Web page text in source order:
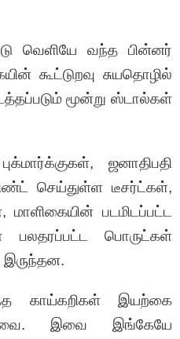
வெளியே வந்த பின்னர்
கூட்டுறவு சுயதொழில்
மூன்று ஸ்டால்கள்
ஜனாதிபதி
செய்துள்ள டீசர்ட்கள்,
படமிடப்பட்ட
பலதரப்பட்ட பொருட்கள்
இருந்தன.
காய்கறிகள் இயற்கை
இவை இங்கேயே